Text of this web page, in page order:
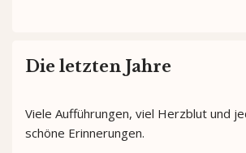
Die letzten Jahre
Viele Aufführungen, viel Herzblut und
schöne Erinnerungen.